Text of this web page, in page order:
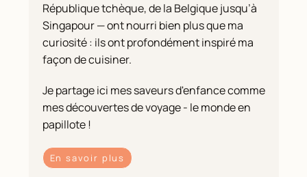
République tchèque, de la Belgique jusqu’à
Singapour — ont nourri bien plus que ma
curiosité : ils ont profondément inspiré ma
façon de cuisiner.
Je partage ici mes saveurs d'enfance comme
mes découvertes de voyage - le monde en
papillote !
En savoir plus